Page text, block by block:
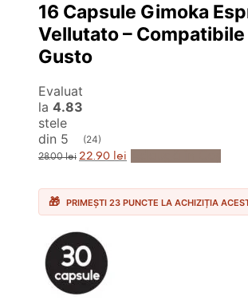
16 Capsule Gimoka
Vellutato –
Gusto
Evaluat
la 4.83
stele
din 5
(24)
28.00lei Prețul
inițial
fost:
28.00 lei.
22.90 lei Prețul
curent
22.90 lei.
PRIMEȘTI 23 PUNCTE LA ACHIZIȚIA